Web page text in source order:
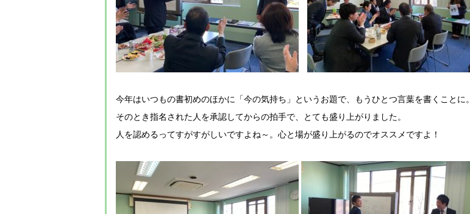
今年はいつもの書初めのほかに「今の気持ち」というお題で、もうひとつ言葉を書くことに。
そのとき指名された人を承認してからの拍手で、とても盛り上がりました。
人を認めるってすがすがしいですよね～。心と場が盛り上がるのでオススメですよ！